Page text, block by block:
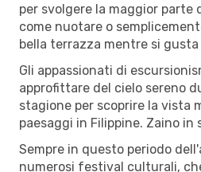
per svolgere la maggior
come nuotare o
bella terrazza mentre si
Gli appassionati di
approfittare del cielo sereno
stagione per scoprire la vista
paesaggi in Filippine. Zaino in
Sempre in questo periodo
numerosi festival culturali,